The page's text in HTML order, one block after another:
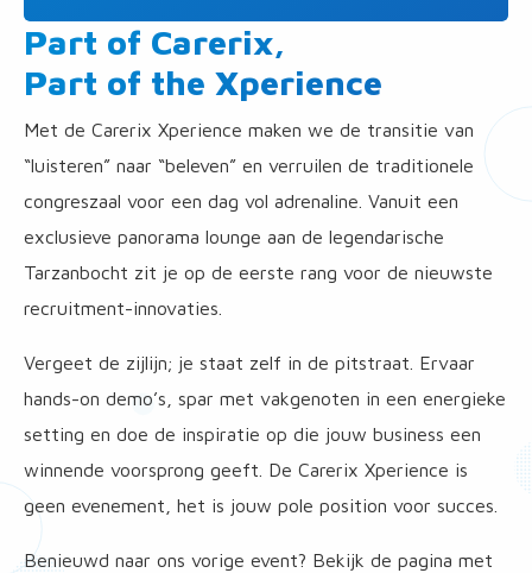
Part of Carerix,
Part of the Xperience
Met de Carerix Xperience maken we de transitie van
“luisteren” naar “beleven” en verruilen de traditionele
congreszaal voor een dag vol adrenaline. Vanuit een
exclusieve panorama lounge aan de legendarische
Tarzanbocht zit je op de eerste rang voor de nieuwste
recruitment-innovaties.
Vergeet de zijlijn; je staat zelf in de pitstraat. Ervaar
hands-on demo’s, spar met vakgenoten in een energieke
setting en doe de inspiratie op die jouw business een
winnende voorsprong geeft. De Carerix Xperience is
geen evenement, het is jouw pole position voor succes.
Benieuwd naar ons vorige event? Bekijk de pagina met